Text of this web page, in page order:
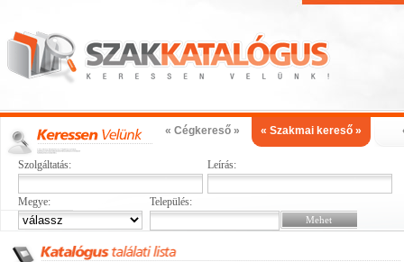
« Cégkereső » « Szakmai kereső »
Szolgáltatás: Leírás:
Megye: Település: